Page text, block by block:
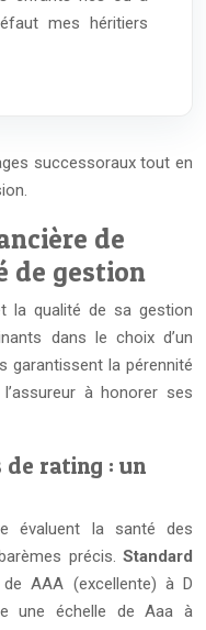
mes héritiers
successoraux tout en
de
de gestion
la qualité de sa gestion
dans le choix d’un
garantissent la pérennité
à honorer ses
de rating : un
évaluent la santé des
précis. Standard
AAA (excellente) à D
une échelle de Aaa à